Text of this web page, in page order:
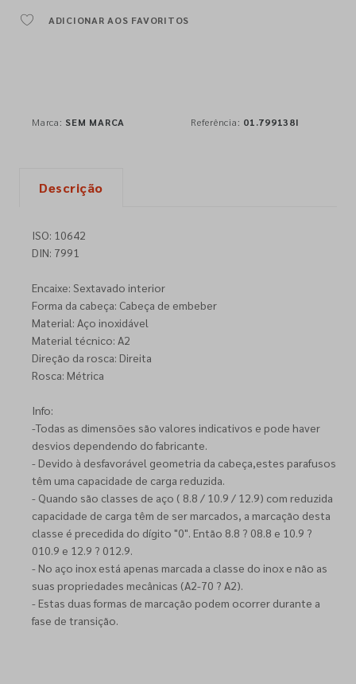
ADICIONAR AOS FAVORITOS
Marca: SEM MARCA Referência: 01.799138I
Descrição
ISO: 10642
DIN: 7991
Encaixe: Sextavado interior
Forma da cabeça: Cabeça de embeber
Material: Aço inoxidável
Material técnico: A2
Direção da rosca: Direita
Rosca: Métrica
Info:
-Todas as dimensões são valores indicativos e pode haver
desvios dependendo do fabricante.
- Devido à desfavorável geometria da cabeça,estes parafusos
têm uma capacidade de carga reduzida.
- Quando são classes de aço ( 8.8 / 10.9 / 12.9) com reduzida
capacidade de carga têm de ser marcados, a marcação desta
classe é precedida do dígito "0". Então 8.8 ? 08.8 e 10.9 ?
010.9 e 12.9 ? 012.9.
- No aço inox está apenas marcada a classe do inox e não as
suas propriedades mecânicas (A2-70 ? A2).
- Estas duas formas de marcação podem ocorrer durante a
fase de transição.